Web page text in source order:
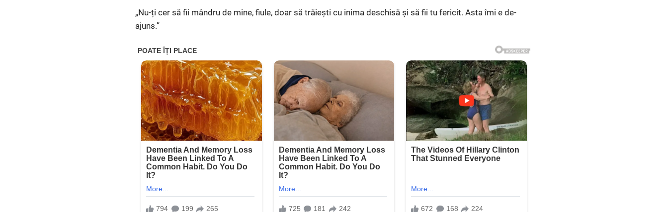
„Nu-ți cer să fii mândru de mine, fiule, doar să trăiești cu inima deschisă și să fii tu fericit. Asta îmi e de-
ajuns.”